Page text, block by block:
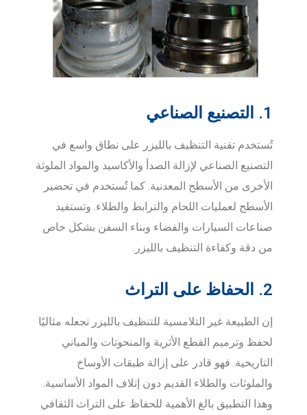
1. التصنيع الصناعي
تُستخدم تقنية التنظيف بالليزر على نطاق واسع في
التصنيع الصناعي لإزالة الصدأ والأكاسيد والمواد الملوثة
الأخرى من الأسطح المعدنية. كما تُستخدم في تحضير
الأسطح لعمليات اللحام والترابط والطلاء. وتستفيد
صناعات السيارات والفضاء وبناء السفن بشكل خاص
من دقة وكفاءة التنظيف بالليزر.
2. الحفاظ على التراث
إن الطبيعة غير التلامسية للتنظيف بالليزر تجعله مثاليًا
لحفظ وترميم القطع الأثرية والمنحوتات والمباني
التاريخية. فهو قادر على إزالة طبقات الأوساخ
والملوثات والطلاء القديم دون إتلاف المواد الأساسية.
وهذا التطبيق بالغ الأهمية للحفاظ على التراث الثقافي